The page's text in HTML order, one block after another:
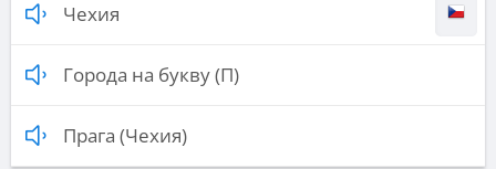
Чехия
Города на букву (П)
Прага (Чехия)